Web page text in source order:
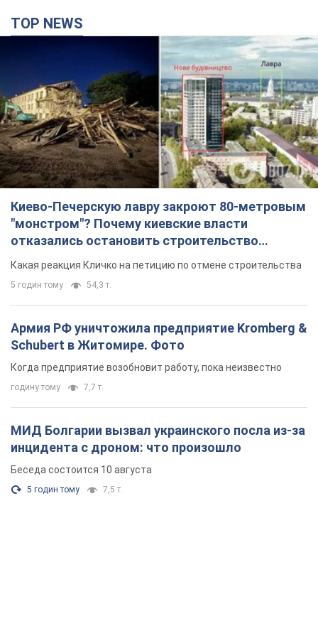
TOP NEWS
Киево-Печерскую лавру закроют 80-метровым
"монстром"? Почему киевские власти
отказались остановить строительство
небоскреба "московского верующего"
Какая реакция Кличко на петицию по отмене строительства
5 годин тому 54,3 т.
Армия РФ уничтожила предприятие Kromberg &
Schubert в Житомире. Фото
Когда предприятие возобновит работу, пока неизвестно
годину тому 7,7 т.
МИД Болгарии вызвал украинского посла из-за
инцидента с дроном: что произошло
Беседа состоится 10 августа
5 годин тому 7,5 т.